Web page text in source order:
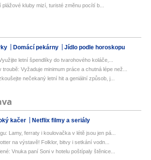
plážové kluby mizí, turisté změnu pocítí b...
Domácí pekárny Jídlo podle horoskopu
letní špendlíky do tvarohového koláče,...
troubě: Vyžaduje minimum práce a chutná lépe než...
nečekaný letní hit a geniální způsob, j...
kačer Netflix filmy a seriály
Lamy, ferraty i koulovačka v létě jsou jen pá...
na výstavě! Folklor, bitvy i setkání vodn...
Vnuka paní Soni v hotelu poštípaly štěnice...